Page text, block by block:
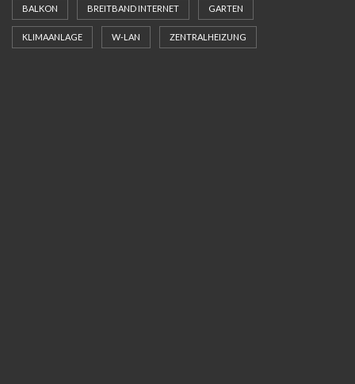
BALKON BREITBAND INTERNET GARTEN
KLIMAANLAGE W-LAN ZENTRALHEIZUNG